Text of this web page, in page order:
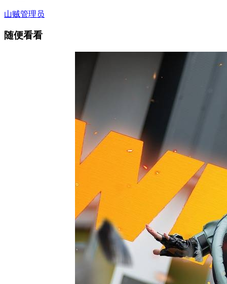
山贼管理员
随便看看